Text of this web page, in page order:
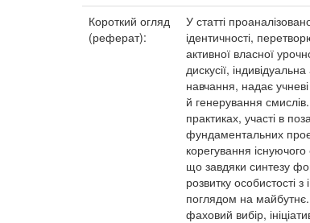
Короткий огляд
(реферат):
У статті
ідентичності,
активної власної
дискусії,
навчання, надає
й генерування
практиках, участі в
фундаментальних
корегування
що завдяки синтезу
розвитку особистості
поглядом на
фаховий вибір,